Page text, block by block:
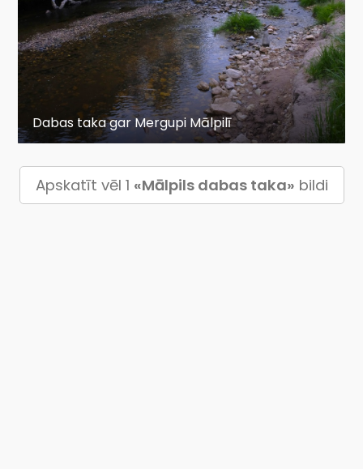
Dabas taka gar Mergupi Mālpilī
Apskatīt vēl 1 «Mālpils dabas taka» bildi